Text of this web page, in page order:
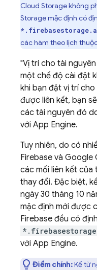
Cloud Storagekhông
Storagemặc định có
các hàm theo lịch
"Vị trí cho tài nguyên
một chế độ cài đặt
khi bạn đặt vị trí
được liên kết, bạn
các tài nguyên đó
với App Engine.
Tuy nhiên, do có
Firebase và Google
các mối liên kết của
thay đổi. Đặc biệt,
ngày 30 tháng 10
mặc định mới được
Firebase đều có
với App Engine.
Điểm chính:Kể từ